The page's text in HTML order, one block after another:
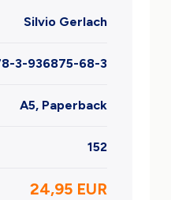
Silvio Gerlach
3-936875-68-3
A5, Paperback
152
24,95 EUR